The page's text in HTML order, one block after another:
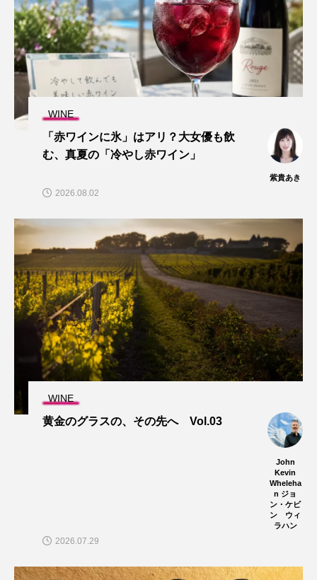
WINE
「赤ワインに氷」はアリ？大女優も飲
む、真夏の「冷やし赤ワイン」
紫貴あき
2026.08.02
WINE
黄金のグラスの、その先へ Vol.03
John
Kevin
Wheleha
n ジョ
ン・ケビ
ン ウィ
ラハン
2026.07.29